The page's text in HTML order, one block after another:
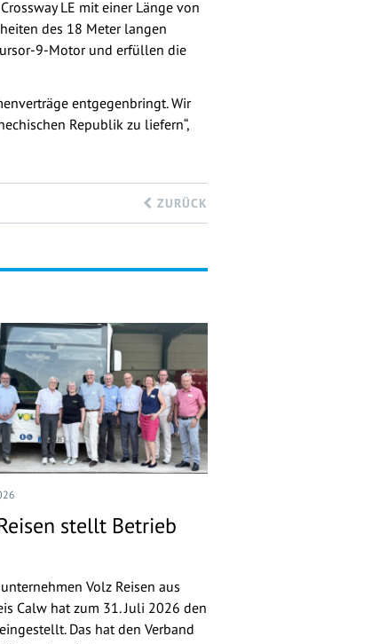
LE mit einer Länge von
des 18 Meter langen
9-Motor und erfüllen die
entgegenbringt. Wir
Republik zu liefern“,
ZURÜCK
stellt Betrieb
Volz Reisen aus
Calw hat zum 31. Juli 2026 den
Das hat den Verband